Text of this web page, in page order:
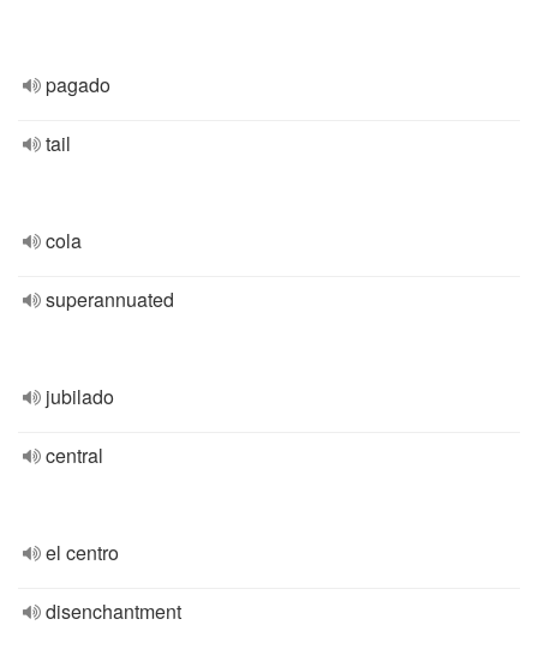
pagado
tail
cola
superannuated
jubilado
central
el centro
disenchantment